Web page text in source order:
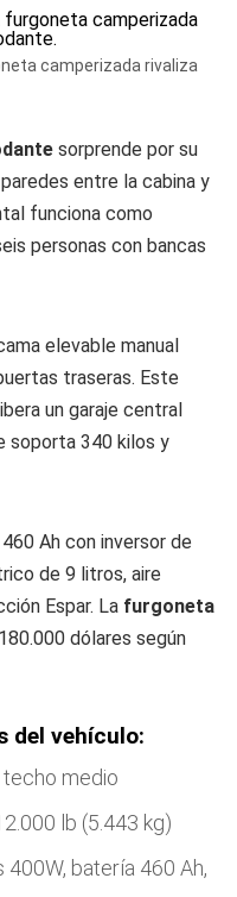
camperizada rivaliza
sorprende por su
entre la cabina y
funciona como
personas con bancas
elevable manual
traseras. Este
un garaje central
soporta 340 kilos y
Ah con inversor de
de 9 litros, aire
Espar. La furgoneta
dólares según
del vehículo:
techo medio
lb (5.443 kg)
400W, batería 460 Ah,